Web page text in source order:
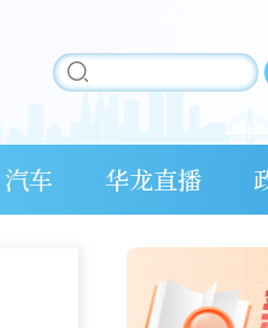
汽车 华龙直播